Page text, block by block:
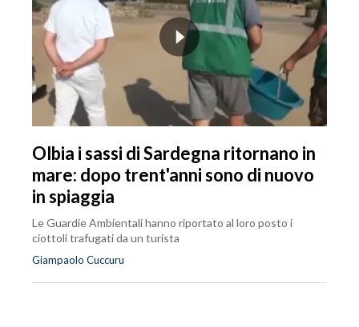
Olbia i sassi di Sardegna ritornano in
mare: dopo trent'anni sono di nuovo
in spiaggia
Le Guardie Ambientali hanno riportato al loro posto i
ciottoli trafugati da un turista
Giampaolo Cuccuru